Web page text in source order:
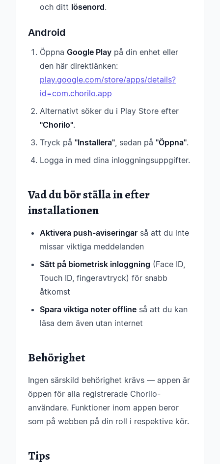
och ditt lösenord.
Android
Öppna Google Play på din enhet eller
den här direktlänken:
play.google.com/store/apps/details?
id=com.chorilo.app
Alternativt söker du i Play Store efter
"Chorilo".
Tryck på "Installera", sedan på "Öppna".
Logga in med dina inloggningsuppgifter.
Vad du bör ställa in efter
installationen
Aktivera push-aviseringar så att du inte
missar viktiga meddelanden
Sätt på biometrisk inloggning (Face ID,
Touch ID, fingeravtryck) för snabb
åtkomst
Spara viktiga noter offline så att du kan
läsa dem även utan internet
Behörighet
Ingen särskild behörighet krävs — appen är
öppen för alla registrerade Chorilo-
användare. Funktioner inom appen beror
som på webben på din roll i respektive kör.
Tips